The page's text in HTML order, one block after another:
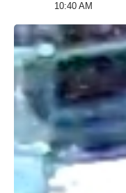
10:40 AM